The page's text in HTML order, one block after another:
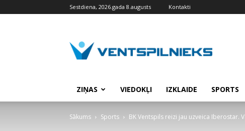
Sestdiena, 2026.gada 8.augusts Kontakti
ZIŅAS VIEDOKĻI IZKLAIDE SPORTS
Sākums Sports BK Ventspils reizi jau uzveica Iberostar.